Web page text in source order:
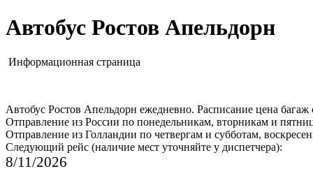
Автобус Ростов Апельдорн
Информационная страница
Автобус Ростов Апельдорн ежедневно. Расписание цена багаж
Отправление из России по понедельникам, вторникам и
Отправление из Голландии по четвергам и субботам,
Следующий рейс (наличие мест уточняйте у диспетчера):
8/11/2026